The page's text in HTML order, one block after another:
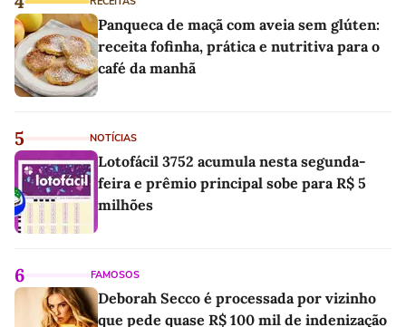
Panqueca de maçã com aveia sem glúten:
receita fofinha, prática e nutritiva para o
café da manhã
5 NOTÍCIAS
Lotofácil 3752 acumula nesta segunda-
feira e prêmio principal sobe para R$ 5
milhões
6 FAMOSOS
Deborah Secco é processada por vizinho
que pede quase R$ 100 mil de indenização